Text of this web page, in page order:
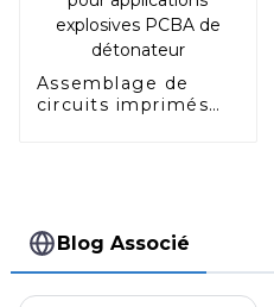
Assemblage de
circuits imprimés
détonateur
Blog Associé